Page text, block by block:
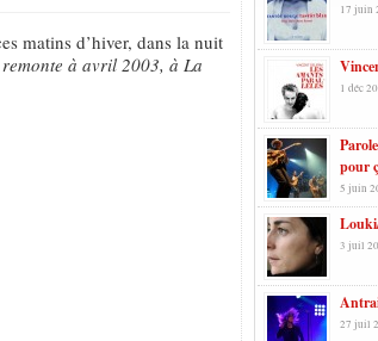
matins d’hiver, dans la nuit
à avril 2003, à La
17 juin
1 déc
pour
5 juin
3 juil
27 juil